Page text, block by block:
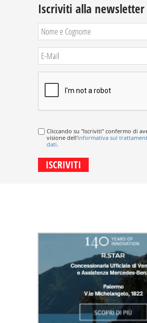
Iscriviti alla newsletter
Cliccando su "Iscriviti" confermo di
visione dell'informativa sul
dati.